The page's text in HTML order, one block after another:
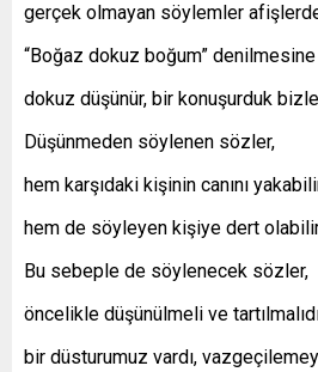
gerçek olmayan söylemler
“Boğaz dokuz boğum”
dokuz düşünür, bir konuşurduk
Düşünmeden söylenen sözler,
hem karşıdaki kişinin canını
hem de söyleyen kişiye dert
Bu sebeple de söylenecek sözler,
öncelikle düşünülmeli ve
bir düsturumuz vardı,